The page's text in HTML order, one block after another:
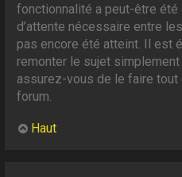
fonctionnalité a peut-être
d’attente nécessaire entre
pas encore été atteint. Il est
remonter le sujet
assurez-vous de le faire
forum.
Haut